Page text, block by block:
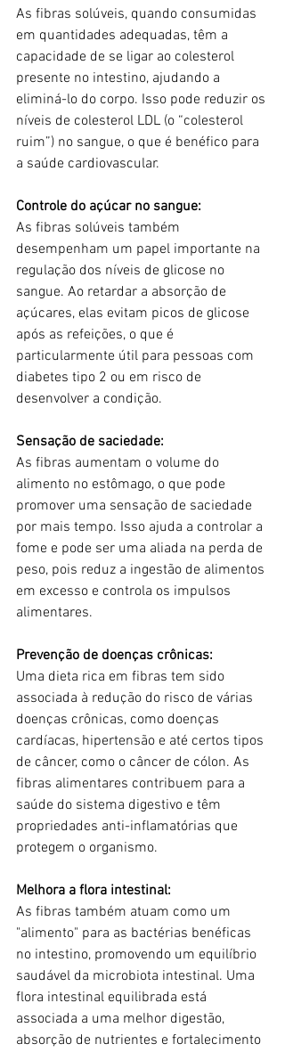
As fibras solúveis, quando consumidas
em quantidades adequadas, têm a
capacidade de se ligar ao colesterol
presente no intestino, ajudando a
eliminá-lo do corpo. Isso pode reduzir os
níveis de colesterol LDL (o “colesterol
ruim”) no sangue, o que é benéfico para
a saúde cardiovascular.
Controle do açúcar no sangue:
As fibras solúveis também
desempenham um papel importante na
regulação dos níveis de glicose no
sangue. Ao retardar a absorção de
açúcares, elas evitam picos de glicose
após as refeições, o que é
particularmente útil para pessoas com
diabetes tipo 2 ou em risco de
desenvolver a condição.
Sensação de saciedade:
As fibras aumentam o volume do
alimento no estômago, o que pode
promover uma sensação de saciedade
por mais tempo. Isso ajuda a controlar a
fome e pode ser uma aliada na perda de
peso, pois reduz a ingestão de alimentos
em excesso e controla os impulsos
alimentares.
Prevenção de doenças crônicas:
Uma dieta rica em fibras tem sido
associada à redução do risco de várias
doenças crônicas, como doenças
cardíacas, hipertensão e até certos tipos
de câncer, como o câncer de cólon. As
fibras alimentares contribuem para a
saúde do sistema digestivo e têm
propriedades anti-inflamatórias que
protegem o organismo.
Melhora a flora intestinal:
As fibras também atuam como um
"alimento" para as bactérias benéficas
no intestino, promovendo um equilíbrio
saudável da microbiota intestinal. Uma
flora intestinal equilibrada está
associada a uma melhor digestão,
absorção de nutrientes e fortalecimento